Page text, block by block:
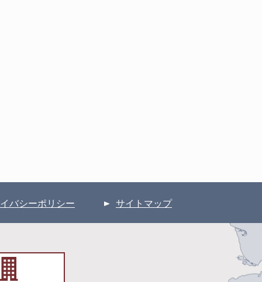
バシーポリシー サイトマップ